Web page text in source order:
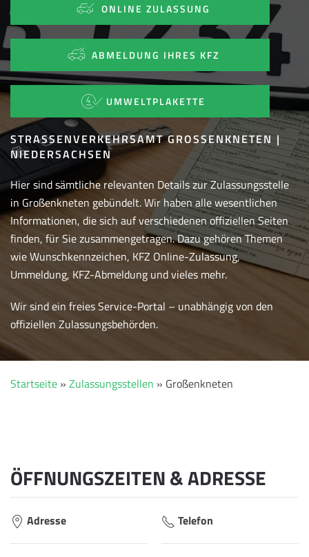
ONLINE ZULASSUNG
ABMELDUNG IHRES KFZ
UMWELTPLAKETTE
STRASSENVERKEHRSAMT GROSSENKNETEN | NI
EDERSACHSEN
Hier sind sämtliche relevanten Details zur Zulassungsstelle
in Großenkneten gebündelt. Wir haben alle wesentlichen
Informationen, die sich auf verschiedenen offiziellen Seiten
finden, für Sie zusammengetragen. Dazu gehören Themen
wie Wunschkennzeichen, KFZ Online-Zulassung,
Ummeldung, KFZ-Abmeldung und vieles mehr.
Wir sind ein freies Service-Portal – unabhängig von den
offiziellen Zulassungsbehörden.
Startseite » Zulassungsstellen » Großenkneten
ÖFFNUNGSZEITEN & ADRESSE
Adresse Telefon